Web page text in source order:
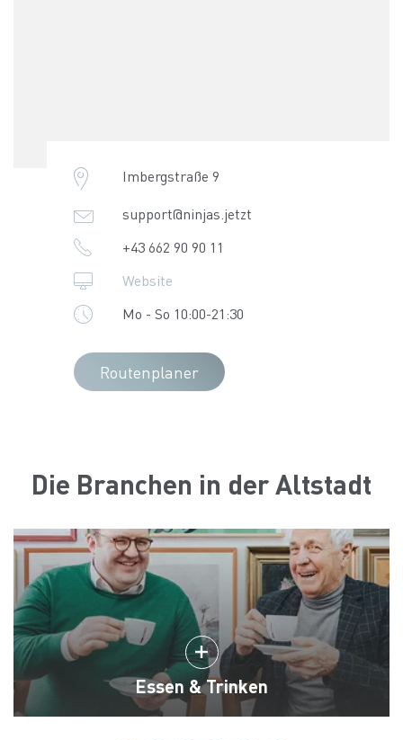
Imbergstraße 9
support@ninjas.jetzt
+43 662 90 90 11
Website
Mo - So 10:00-21:30
Routenplaner
Die Branchen in der Altstadt
Essen & Trinken